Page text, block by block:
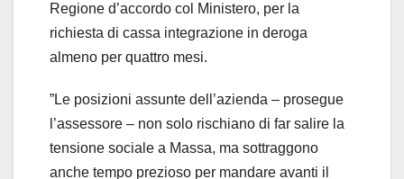
Regione d’accordo col Ministero, per la
richiesta di cassa integrazione in deroga
almeno per quattro mesi.
”Le posizioni assunte dell’azienda – prosegue
l’assessore – non solo rischiano di far salire la
tensione sociale a Massa, ma sottraggono
anche tempo prezioso per mandare avanti il